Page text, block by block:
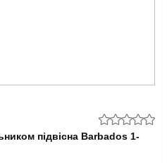
підвісна Barbados 1-